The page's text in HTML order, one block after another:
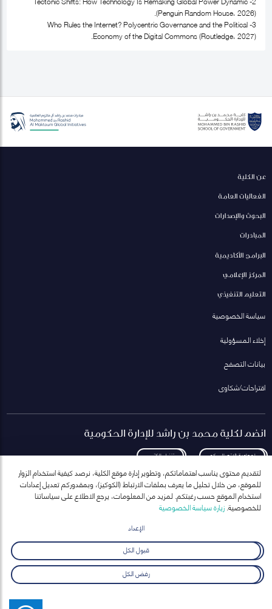
(Penguin Random House، 2026).
3- Who Rules the Internet? Polycentric Governance and the Political
Economy of the Digital Commons (Routledge، 2027).
عن الكلية
الفعاليات العامة
البحوث والإصدارات
المبادرات
البرامج الأكاديمية
المركز الإعلامي
التعليم التنفيذي
سياسة الخصوصية
إخلاء المسؤولية
بيانات التصفح
اقتراحات/شكاوى
انضم لكلية محمد بن راشد للإدارة الحكومية
لمعاودة الاتصال بكم تنزيل الكتيب
انضم إلى قائمة مراسلاتنا
ارسال
لتقديم محتوى يناسب اهتماماتكم، وتطوير إدارة موقع الكلية، نرصد كيفية استخدام الزوار
للموقع، من خلال تحليل ما يعرف بملفات الارتباط (الكوكيز)، وبمقدوركم تعديل إعدادات
استخدام الموقع حسب رغبتكم. لمزيد من المعلومات، يرجع الاطلاع على سياساتنا
للخصوصية.زيارة سياسة الخصوصية
الإعداد
قبول الكل
رفض الكل